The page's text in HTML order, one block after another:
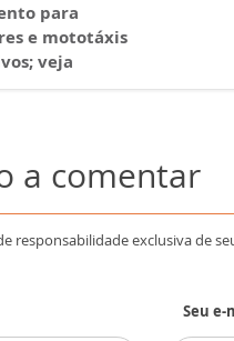
para
e mototáxis
veja
a comentar
responsabilidade exclusiva de
Seu e-